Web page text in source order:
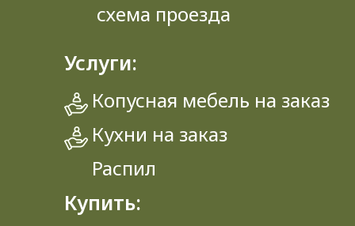
схема проезда
Услуги:
Копусная мебель на заказ
Кухни на заказ
Распил
Купить: